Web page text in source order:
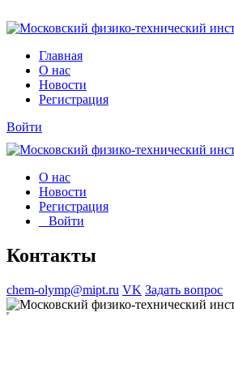
Главная
О нас
Новости
Регистрация
Войти
О нас
Новости
Регистрация
Войти
Контакты
chem-olymp@mipt.ru VK Задать вопрос